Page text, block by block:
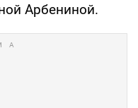
Арбениной.